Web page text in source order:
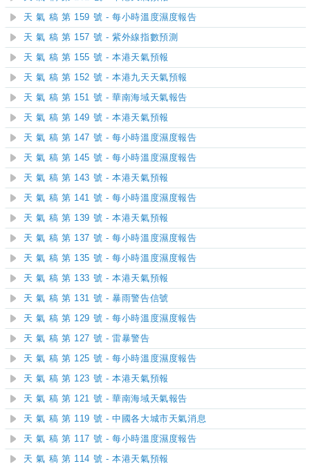
天 氣 稿 第 159 號 - 每小時溫度濕度報告
天 氣 稿 第 157 號 - 紫外線指數預測
天 氣 稿 第 155 號 - 本港天氣預報
天 氣 稿 第 152 號 - 本港九天天氣預報
天 氣 稿 第 151 號 - 華南海域天氣報告
天 氣 稿 第 149 號 - 本港天氣預報
天 氣 稿 第 147 號 - 每小時溫度濕度報告
天 氣 稿 第 145 號 - 每小時溫度濕度報告
天 氣 稿 第 143 號 - 本港天氣預報
天 氣 稿 第 141 號 - 每小時溫度濕度報告
天 氣 稿 第 139 號 - 本港天氣預報
天 氣 稿 第 137 號 - 每小時溫度濕度報告
天 氣 稿 第 135 號 - 每小時溫度濕度報告
天 氣 稿 第 133 號 - 本港天氣預報
天 氣 稿 第 131 號 - 暴雨警告信號
天 氣 稿 第 129 號 - 每小時溫度濕度報告
天 氣 稿 第 127 號 - 雷暴警告
天 氣 稿 第 125 號 - 每小時溫度濕度報告
天 氣 稿 第 123 號 - 本港天氣預報
天 氣 稿 第 121 號 - 華南海域天氣報告
天 氣 稿 第 119 號 - 中國各大城市天氣消息
天 氣 稿 第 117 號 - 每小時溫度濕度報告
天 氣 稿 第 114 號 - 本港天氣預報